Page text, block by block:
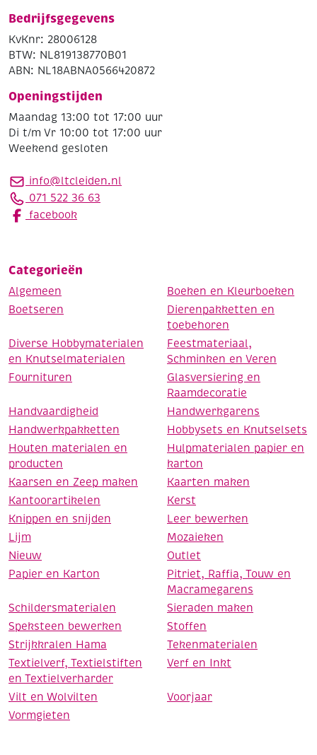
Bedrijfsgegevens
KvKnr: 28006128
BTW: NL819138770B01
ABN: NL18ABNA0566420872
Openingstijden
Maandag 13:00 tot 17:00 uur
Di t/m Vr 10:00 tot 17:00 uur
Weekend gesloten
info@ltcleiden.nl
071 522 36 63
facebook
Categorieën
Algemeen
Boeken en Kleurboeken
Boetseren
Dierenpakketten en
toebehoren
Diverse Hobbymaterialen
en Knutselmaterialen
Feestmateriaal,
Schminken en Veren
Fournituren
Glasversiering en
Raamdecoratie
Handvaardigheid
Handwerkgarens
Handwerkpakketten
Hobbysets en Knutselsets
Houten materialen en
producten
Hulpmaterialen papier en
karton
Kaarsen en Zeep maken
Kaarten maken
Kantoorartikelen
Kerst
Knippen en snijden
Leer bewerken
Lijm
Mozaieken
Nieuw
Outlet
Papier en Karton
Pitriet, Raffia, Touw en
Macramegarens
Schildersmaterialen
Sieraden maken
Speksteen bewerken
Stoffen
Strijkkralen Hama
Tekenmaterialen
Textielverf, Textielstiften
en Textielverharder
Verf en Inkt
Vilt en Wolvilten
Voorjaar
Vormgieten